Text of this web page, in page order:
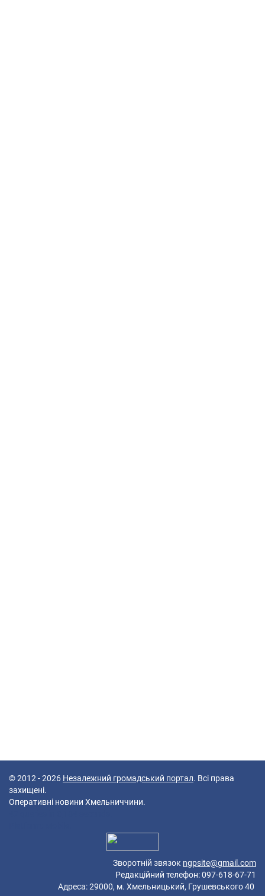
© 2012 - 2026 Незалежний громадський портал. Всі права
захищені.
Оперативні новини Хмельниччини.
Зворотній звязок ngpsite@gmail.com
Редакційний телефон: 097-618-67-71
Адреса: 29000, м. Хмельницький, Грушевського 40